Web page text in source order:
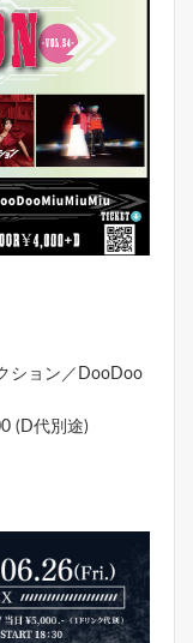
ション／DooDoo
(D代別途)